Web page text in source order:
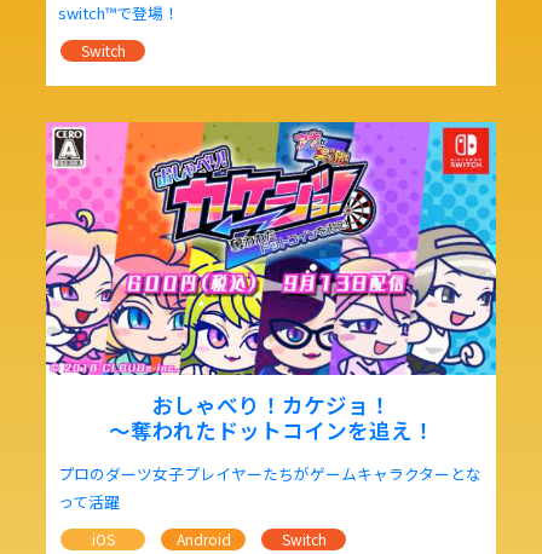
switch™で登場！
Switch
おしゃべり！カケジョ！
～奪われたドットコインを追え！
プロのダーツ女子プレイヤーたちがゲームキャラクターとな
って活躍
iOS Android Switch